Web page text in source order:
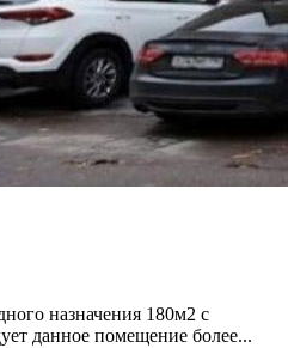
назначения 180м2 с
данное помещение более...